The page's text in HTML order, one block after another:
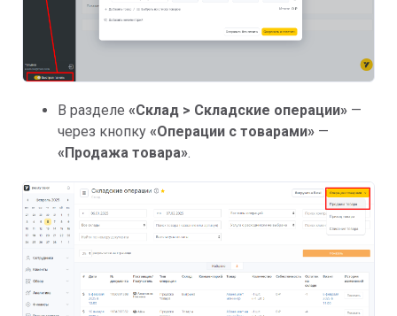
В разделе «Склад > Складские операции» —
через кнопку «Операции с товарами» —
«Продажа товара».